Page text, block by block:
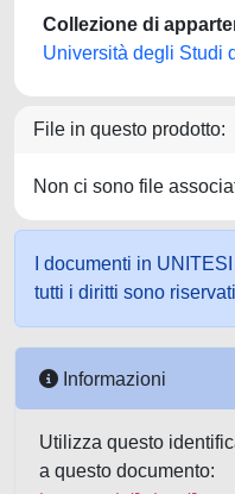
Collezione di
Università degli Studi
File in questo prodotto:
Non ci sono file
I documenti in
tutti i diritti sono
Informazioni
Utilizza questo
a questo documento: